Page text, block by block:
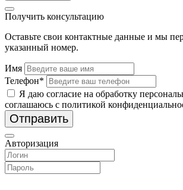
Получить консультацию
Оставьте свои контактные данные и мы
указанный номер.
Имя
Телефон*
Я даю согласие на обработку
соглашаюсь с политикой
Отправить
Авторизация